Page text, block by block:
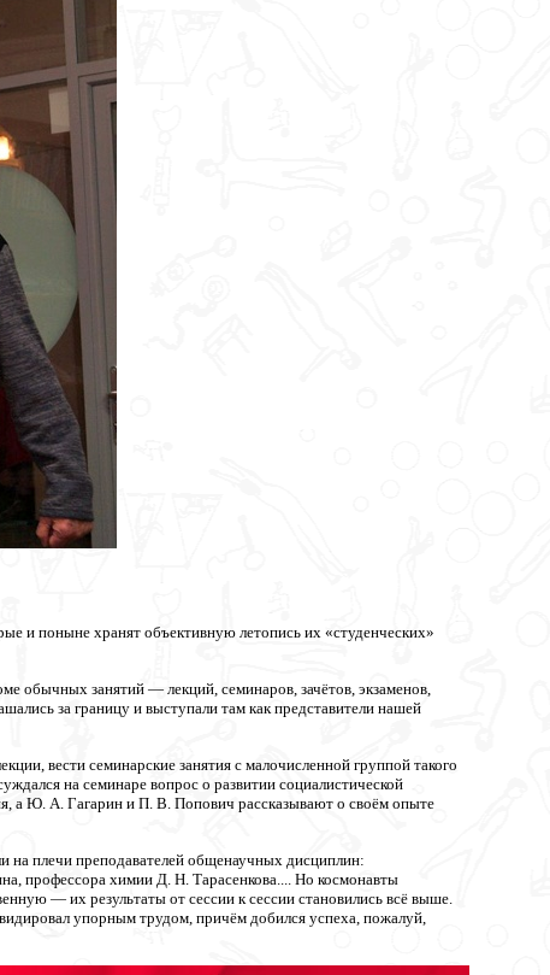
и поныне хранят объективную летопись их «студенческих»
обычных занятий — лекций, семинаров, зачётов, экзаменов,
за границу и выступали там как представители нашей
вести семинарские занятия с малочисленной группой такого
на семинаре вопрос о развитии социалистической
а Ю. А. Гагарин и П. В. Попович рассказывают о своём опыте
на плечи преподавателей общенаучных дисциплин:
профессора химии Д. Н. Тарасенкова.... Но космонавты
— их результаты от сессии к сессии становились всё выше.
упорным трудом, причём добился успеха, пожалуй,